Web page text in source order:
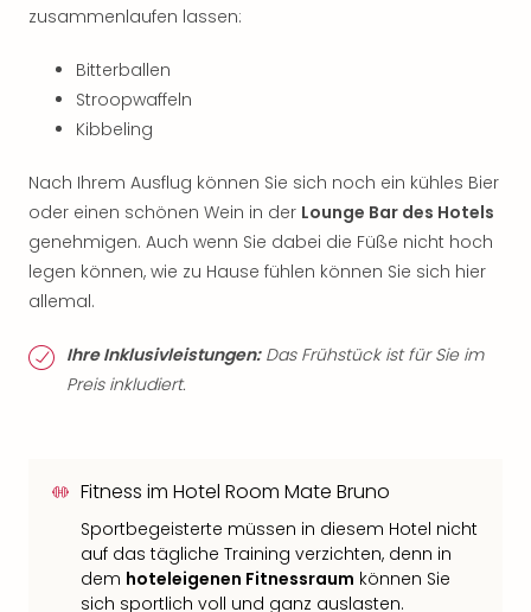
zusammenlaufen lassen:
Bitterballen
Stroopwaffeln
Kibbeling
Nach Ihrem Ausflug können Sie sich noch ein kühles Bier
oder einen schönen Wein in der Lounge Bar des Hotels
genehmigen. Auch wenn Sie dabei die Füße nicht hoch
legen können, wie zu Hause fühlen können Sie sich hier
allemal.
Ihre Inklusivleistungen:Das Frühstück ist für Sie im
Preis inkludiert.
Fitness im Hotel Room Mate Bruno
Sportbegeisterte müssen in diesem Hotel nicht
auf das tägliche Training verzichten, denn in
dem hoteleigenen Fitnessraum können Sie
sich sportlich voll und ganz auslasten.